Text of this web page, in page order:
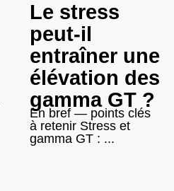
Le stress
peut-il
entraîner une
élévation des
gamma GT ?
En bref — points clés
à retenir Stress et
gamma GT : ...